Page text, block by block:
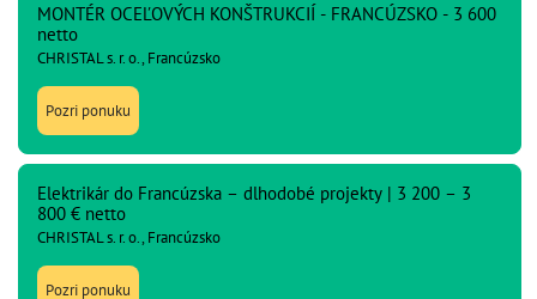
MONTÉR OCEĽOVÝCH KONŠTRUKCIÍ - FRANCÚZSKO - 3 600
netto
CHRISTAL s. r. o., Francúzsko
Pozri ponuku
Elektrikár do Francúzska – dlhodobé projekty | 3 200 – 3
800 € netto
CHRISTAL s. r. o., Francúzsko
Pozri ponuku